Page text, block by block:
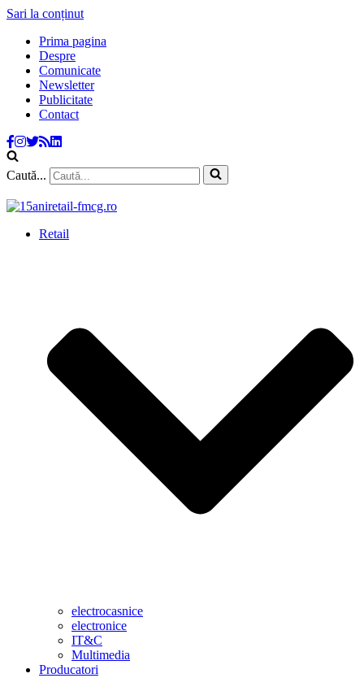
Sari la conținut
Prima pagina
Despre
Comunicate
Newsletter
Publicitate
Contact
Caută...
Retail
electrocasnice
electronice
IT&C
Multimedia
Producatori